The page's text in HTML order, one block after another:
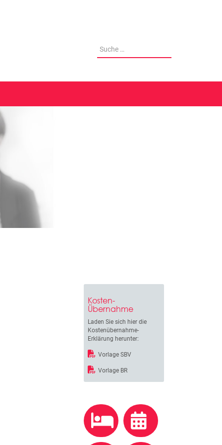
Kosten-
Übernahme
Laden Sie sich hier die
Kostenübernahme-
Erklärung herunter:
Vorlage SBV
Vorlage BR